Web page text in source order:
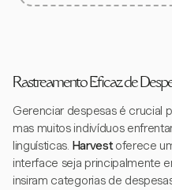
Rastreamento Eficaz de
Gerenciar despesas é crucial
mas muitos indivíduos
linguísticas. Harvestoferece
interface seja principalmente
insiram categorias de